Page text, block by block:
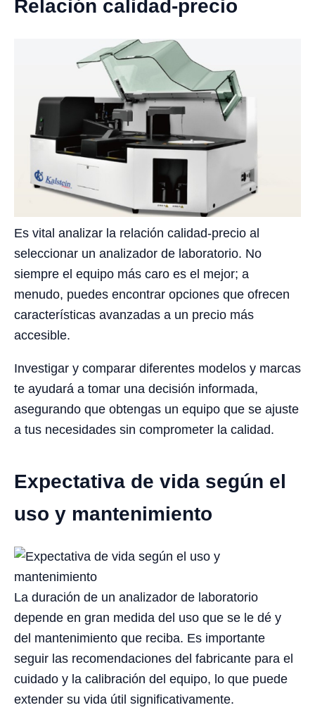
Relación calidad-precio
Es vital analizar la relación calidad-precio al
seleccionar un analizador de laboratorio. No
siempre el equipo más caro es el mejor; a
menudo, puedes encontrar opciones que ofrecen
características avanzadas a un precio más
accesible.
Investigar y comparar diferentes modelos y marcas
te ayudará a tomar una decisión informada,
asegurando que obtengas un equipo que se ajuste
a tus necesidades sin comprometer la calidad.
Expectativa de vida según el
uso y mantenimiento
La duración de un analizador de laboratorio
depende en gran medida del uso que se le dé y
del mantenimiento que reciba. Es importante
seguir las recomendaciones del fabricante para el
cuidado y la calibración del equipo, lo que puede
extender su vida útil significativamente.